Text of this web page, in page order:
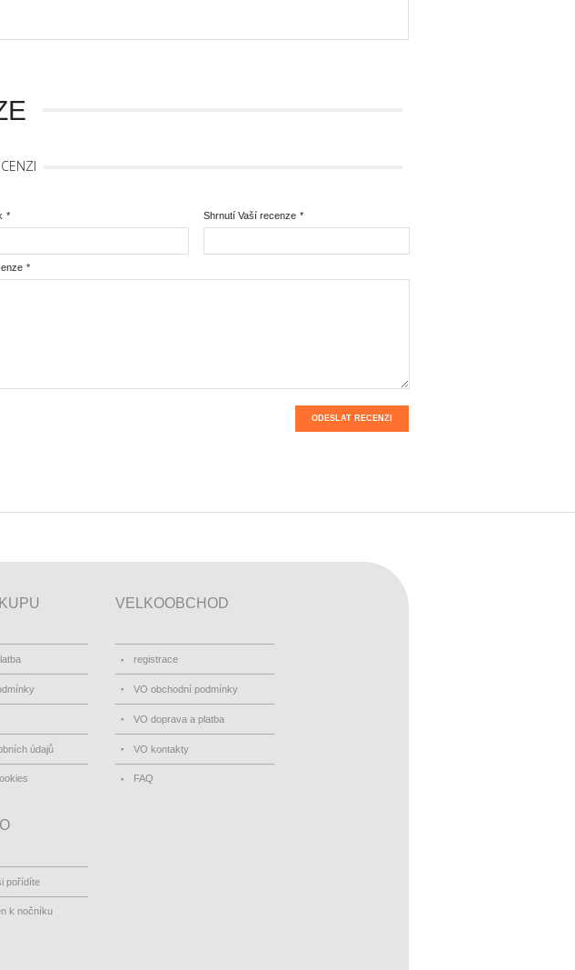
* *
Shrnutí Vaší recenze
*
ODESLAT RECENZI
údajů
VELKOOBCHOD
registrace
VO obchodní podmínky
VO doprava a platba
VO kontakty
FAQ
pořídíte
k nočníku